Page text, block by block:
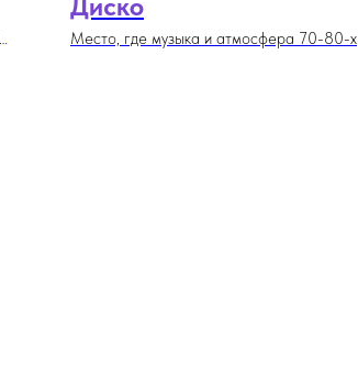
Место, где музыка и атмосфера 70-80-х